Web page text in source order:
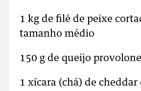
1 kg de filé de peixe
tamanho médio
150 g de queijo
1 xícara (chá) de cheddar